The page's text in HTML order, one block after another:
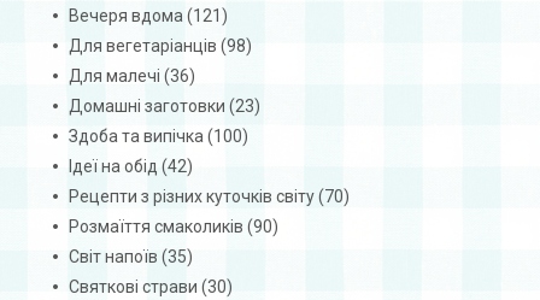
Вечеря вдома (121)
Для вегетаріанців (98)
Для малечі (36)
Домашні заготовки (23)
Здоба та випічка (100)
Ідеї на обід (42)
Рецепти з різних куточків світу(70)
Розмаїття смаколиків (90)
Світ напоїв (35)
Святкові страви (30)